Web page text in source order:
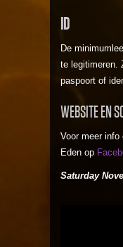
ID
De
te legitimeren.
paspoort of
WEBSITE EN
Voor meer
Eden op
Saturday